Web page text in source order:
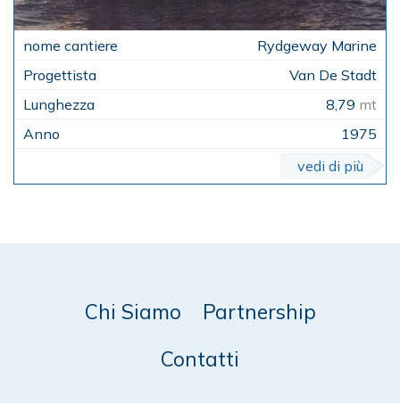
Rydgeway Marine
Van De Stadt
8,79 mt
1975
vedi di più
Chi Siamo
Partnership
Contatti